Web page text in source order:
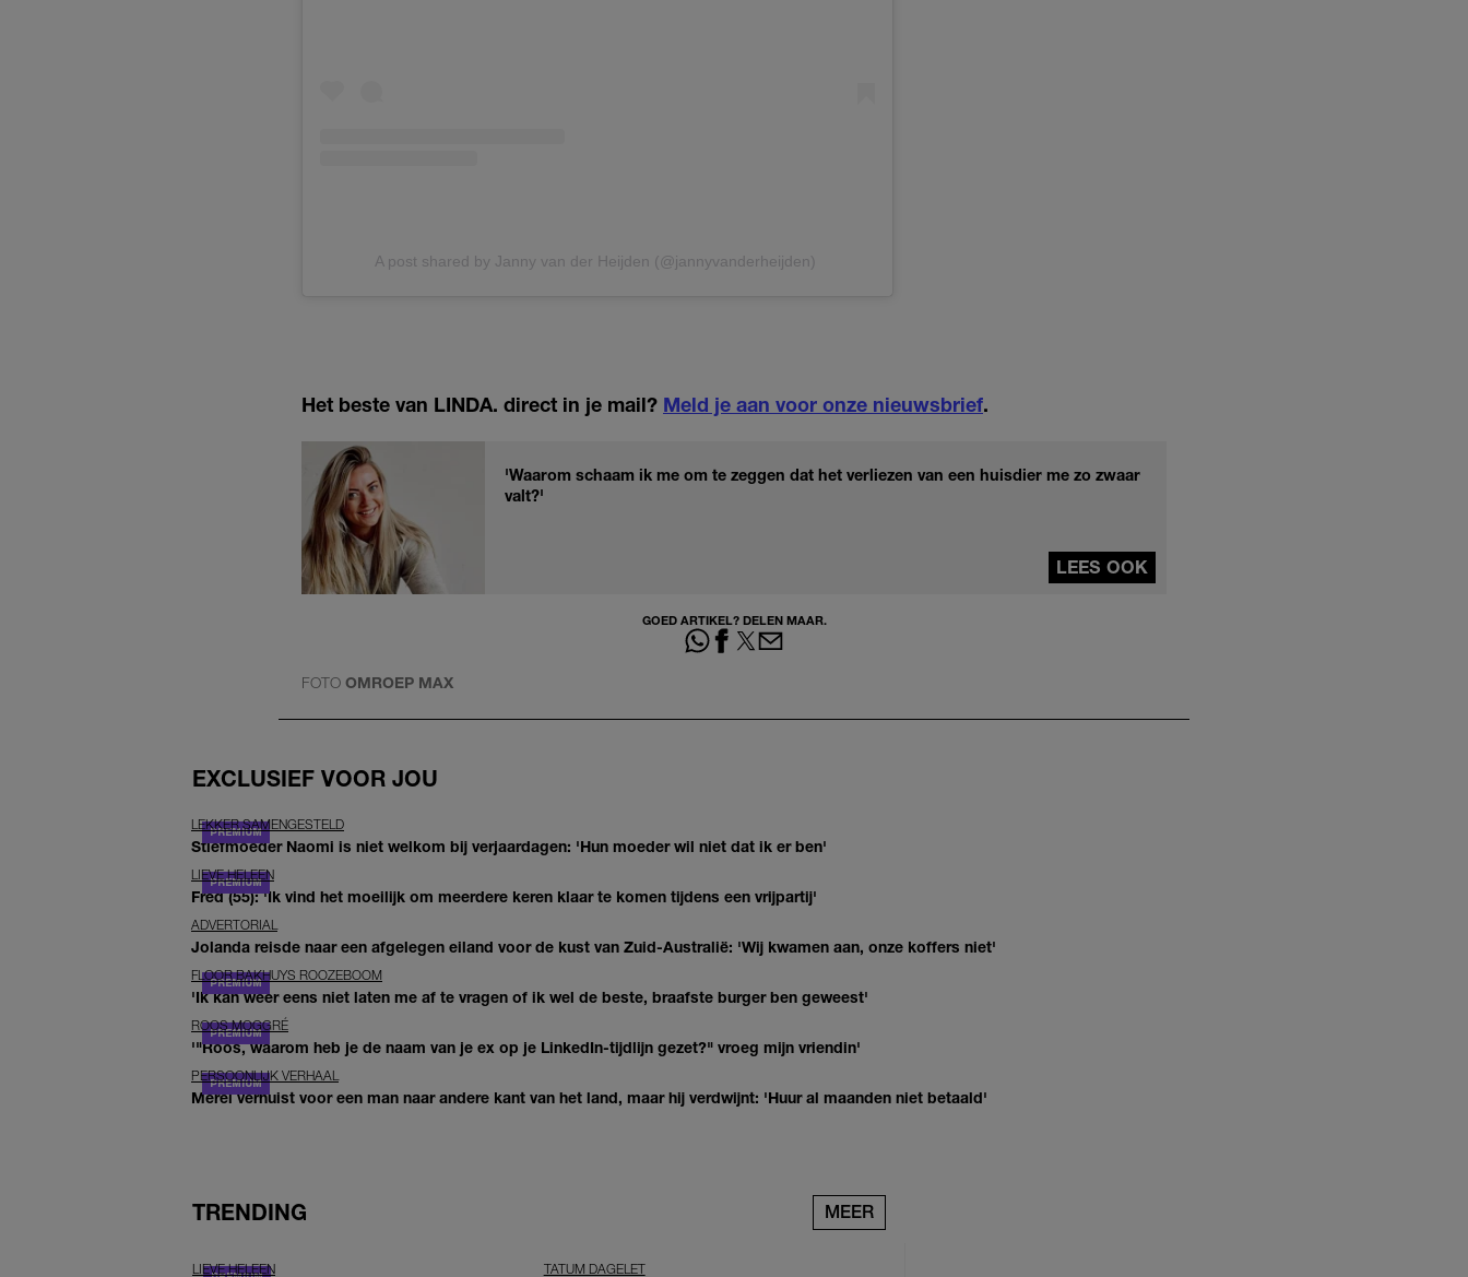
A post shared by Janny van der Heijden (@jannyvanderheijden)
Het beste van LINDA. direct in je mail? Meld je aan voor onze nieuwsbrief.
'Waarom schaam ik me om te zeggen dat het verliezen van een huisdier me zo zwaar
valt?'
LEES OOK
GOED ARTIKEL? DELEN MAAR.
FOTO OMROEP MAX
EXCLUSIEF VOOR JOU
LEKKER SAMENGESTELD
Stiefmoeder Naomi is niet welkom bij verjaardagen: 'Hun moeder wil niet dat ik er ben'
LIEVE HELEEN
Fred (55): 'Ik vind het moeilijk om meerdere keren klaar te komen tijdens een vrijpartij'
ADVERTORIAL
Jolanda reisde naar een afgelegen eiland voor de kust van Zuid-Australië: 'Wij kwamen aan, onze koffers niet'
FLOOR BAKHUYS ROOZEBOOM
'Ik kan weer eens niet laten me af te vragen of ik wel de beste, braafste burger ben geweest'
ROOS MOGGRÉ
'"Roos, waarom heb je de naam van je ex op je LinkedIn-tijdlijn gezet?" vroeg mijn vriendin'
PERSOONLIJK VERHAAL
Merel verhuist voor een man naar andere kant van het land, maar hij verdwijnt: 'Huur al maanden niet betaald'
TRENDING MEER
LIEVE HELEEN TATUM DAGELET